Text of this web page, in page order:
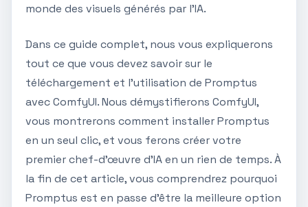
monde des visuels générés par l'IA.
Dans ce guide complet, nous vous expliquerons
tout ce que vous devez savoir sur le
téléchargement et l'utilisation de Promptus
avec ComfyUI. Nous démystifierons ComfyUI,
vous montrerons comment installer Promptus
en un seul clic, et vous ferons créer votre
premier chef-d'œuvre d'IA en un rien de temps. À
la fin de cet article, vous comprendrez pourquoi
Promptus est en passe d'être la meilleure option